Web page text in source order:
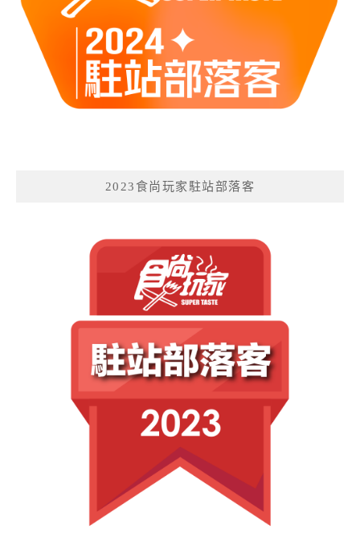
2023食尚玩家駐站部落客